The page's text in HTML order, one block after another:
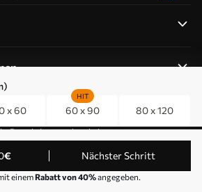
x 60 60 x 90
HIT
80 x 120
€ Nächster Schritt
einemRabatt von 40%angegeben.
Berechtigungen bearbeiten
. Alle Rechte vorbehalten. Betrieben
z o.o. VAT ID: PL9223057591.